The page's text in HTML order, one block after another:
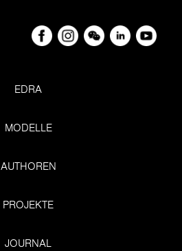
EDRA
MODELLE
AUTHOREN
PROJEKTE
JOURNAL